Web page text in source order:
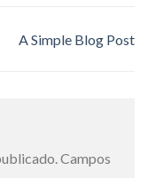
A Simple Blog Post
Campos